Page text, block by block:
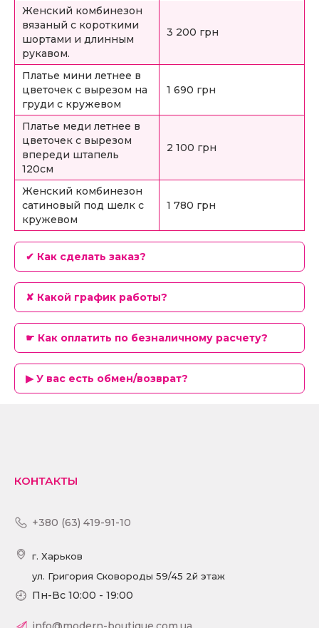
Женский комбинезон
вязаный с короткими
шортами и длинным
рукавом.
3 200 грн
Платье мини летнее в
цветочек с вырезом на
груди с кружевом
1 690 грн
Платье меди летнее в
цветочек с вырезом
впереди штапель
120см
2 100 грн
Женский комбинезон
сатиновый под шелк с
кружевом
1 780 грн
✔ Как сделать заказ?
✘ Какой график работы?
☛ Как оплатить по безналичному расчету?
▶ У вас есть обмен/возврат?
КОНТАКТЫ
+380 (63) 419-91-10
г. Харьков
ул. Григория Сковороды 59/45 2й этаж
Пн-Вс 10:00 - 19:00